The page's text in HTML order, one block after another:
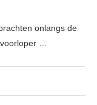
onlangs de
…